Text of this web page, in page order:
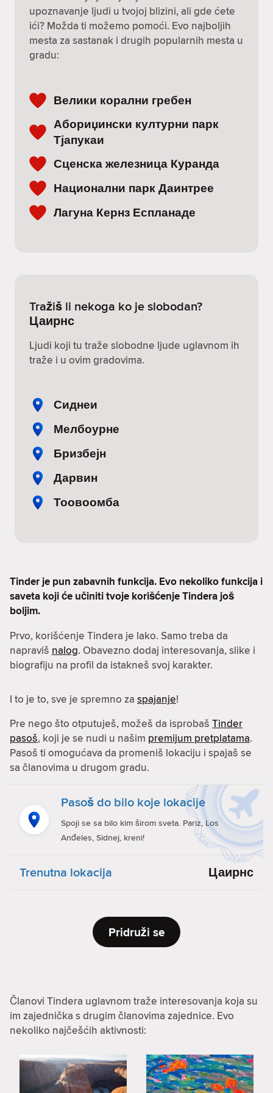
upoznavanje ljudi u tvojoj blizini, ali gde ćete
ići? Možda ti možemo pomoći. Evo najboljih
mesta za sastanak i drugih popularnih mesta u
gradu:
Велики корални гребен
Абориџински културни парк
Тјапукаи
Сценска железница Куранда
Национални парк Даинтрее
Лагуна Кернз Еспланаде
Tražiš li nekoga ko je slobodan?
Цаирнс
Ljudi koji tu traže slobodne ljude uglavnom ih
traže i u ovim gradovima.
Сиднеи
Мелбоурне
Бризбејн
Дарвин
Тоовоомба
Tinder je pun zabavnih funkcija. Evo nekoliko funkcija i
saveta koji će učiniti tvoje korišćenje Tindera još
boljim.
Prvo, korišćenje Tindera je lako. Samo treba da
napraviš nalog. Obavezno dodaj interesovanja, slike i
biografiju na profil da istakneš svoj karakter.
I to je to, sve je spremno za spajanje!
Pre nego što otputuješ, možeš da isprobaš Tinder
pasoš, koji je se nudi u našim premijum pretplatama.
Pasoš ti omogućava da promeniš lokaciju i spajaš se
sa članovima u drugom gradu.
Pasoš do bilo koje lokacije
Spoji se sa bilo kim širom sveta. Pariz, Los
Anđeles, Sidnej, kreni!
Trenutna lokacija Цаирнс
Pridruži se
Članovi Tindera uglavnom traže interesovanja koja su
im zajednička s drugim članovima zajednice. Evo
nekoliko najčešćih aktivnosti: